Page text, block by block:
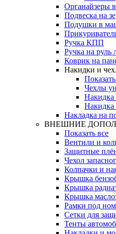
Органайзеры
Подвеска на
Подушки в
Ручка КПП
Ручка на руль
Коврик на
Накидки и
Чехлы
Накидка
Накидка
Накладка на
ВНЕШНИЕ
Показать все
Вентили и
Защитные
Чехол
Колпачки и
Крышка
Крышка
Крышка
Рамки под
Сетки для
Тенты